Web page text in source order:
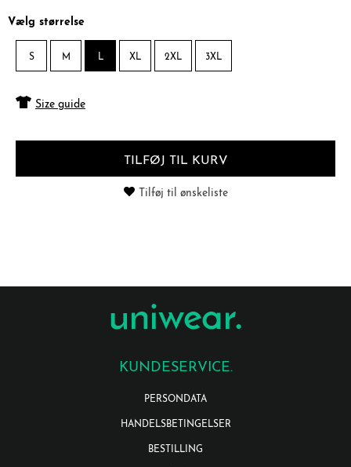
Vælg størrelse
S M L XL 2XL 3XL
Size guide
TILFØJ TIL KURV
Tilføj til ønskeliste
KUNDESERVICE.
PERSONDATA
HANDELSBETINGELSER
BESTILLING